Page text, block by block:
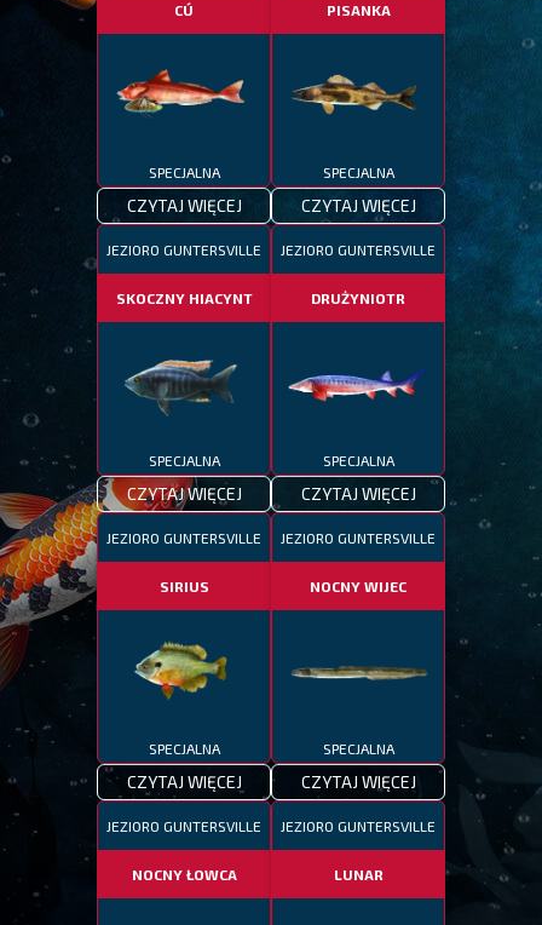
CÚ
SPECJALNA
CZYTAJ WIĘCEJ
PISANKA
SPECJALNA
CZYTAJ WIĘCEJ
JEZIORO GUNTERSVILLE
SKOCZNY HIACYNT
SPECJALNA
CZYTAJ WIĘCEJ
JEZIORO GUNTERSVILLE
DRUŻYNIOTR
SPECJALNA
CZYTAJ WIĘCEJ
JEZIORO GUNTERSVILLE
SIRIUS
SPECJALNA
CZYTAJ WIĘCEJ
JEZIORO GUNTERSVILLE
NOCNY WIJEC
SPECJALNA
CZYTAJ WIĘCEJ
JEZIORO GUNTERSVILLE
NOCNY ŁOWCA
JEZIORO GUNTERSVILLE
LUNAR